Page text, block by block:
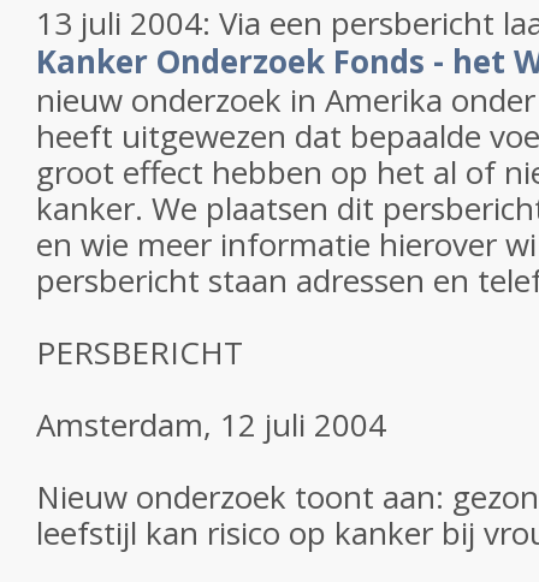
13 juli 2004: Via een persbericht
Kanker Onderzoek Fonds - het
nieuw onderzoek in Amerika
heeft uitgewezen dat bepaalde
groot effect hebben op het al of
kanker. We plaatsen dit
en wie meer informatie hierover
persbericht staan adressen en
PERSBERICHT
Amsterdam, 12 juli 2004
Nieuw onderzoek toont aan:
leefstijl kan risico op kanker bij